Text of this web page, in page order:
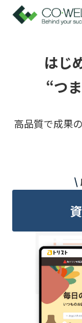
はじ
“つ
高品質で成果
\